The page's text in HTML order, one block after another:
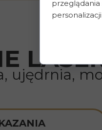
ujędrnia,
przeglądania